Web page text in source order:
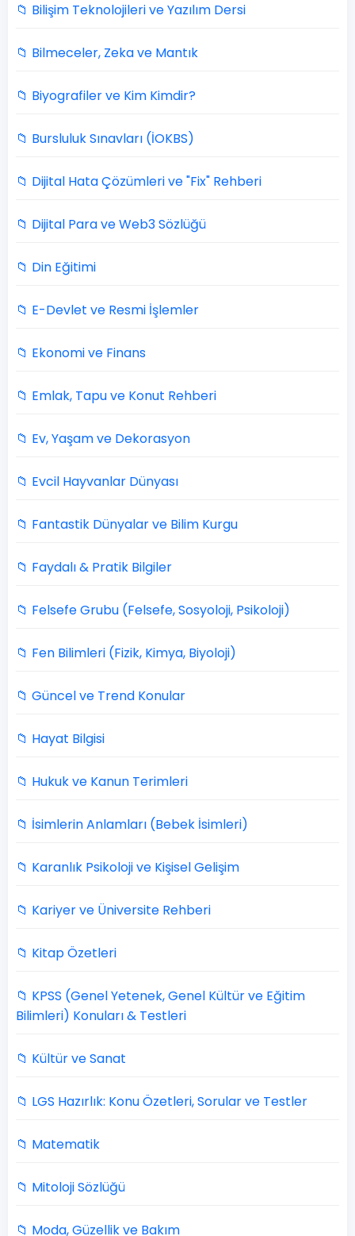
📁 Bilişim Teknolojileri ve Yazılım Dersi
📁 Bilmeceler, Zeka ve Mantık
📁 Biyografiler ve Kim Kimdir?
📁 Bursluluk Sınavları (İOKBS)
📁 Dijital Hata Çözümleri ve "Fix" Rehberi
📁 Dijital Para ve Web3 Sözlüğü
📁 Din Eğitimi
📁 E-Devlet ve Resmi İşlemler
📁 Ekonomi ve Finans
📁 Emlak, Tapu ve Konut Rehberi
📁 Ev, Yaşam ve Dekorasyon
📁 Evcil Hayvanlar Dünyası
📁 Fantastik Dünyalar ve Bilim Kurgu
📁 Faydalı & Pratik Bilgiler
📁 Felsefe Grubu (Felsefe, Sosyoloji, Psikoloji)
📁 Fen Bilimleri (Fizik, Kimya, Biyoloji)
📁 Güncel ve Trend Konular
📁 Hayat Bilgisi
📁 Hukuk ve Kanun Terimleri
📁 İsimlerin Anlamları (Bebek İsimleri)
📁 Karanlık Psikoloji ve Kişisel Gelişim
📁 Kariyer ve Üniversite Rehberi
📁 Kitap Özetleri
📁 KPSS (Genel Yetenek, Genel Kültür ve Eğitim
Bilimleri) Konuları & Testleri
📁 Kültür ve Sanat
📁 LGS Hazırlık: Konu Özetleri, Sorular ve Testler
📁 Matematik
📁 Mitoloji Sözlüğü
📁 Moda, Güzellik ve Bakım